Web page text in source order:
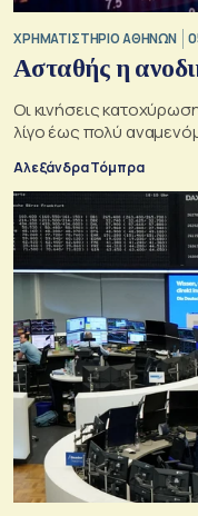
XΡΗΜΑΤΙΣΤΗΡΙΟ ΑΘΗΝΩΝ
Ασταθής η
Οι κινήσεις
λίγο έως πολύ
Αλεξάνδρα Τόμπρα